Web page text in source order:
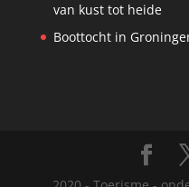
van kust tot heide
Boottocht in